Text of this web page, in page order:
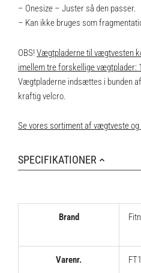
– Onesize – Juster så den passer.
– Kan ikke bruges som
OBS! Vægtpladerne til vægtvesten
imellem tre forskellige vægtplader:
Vægtpladerne indsættes i bunden
kraftig velcro.
Se vores sortiment af vægtveste
SPECIFIKATIONER
Brand
Varenr.